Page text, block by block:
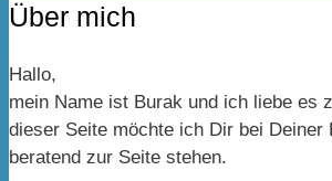
Über mich
Hallo,
mein Name ist Burak und ich liebe es
dieser Seite möchte ich Dir bei Deiner
beratend zur Seite stehen.